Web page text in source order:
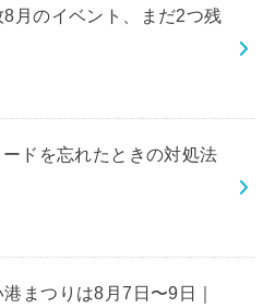
8月のイベント、まだ2つ残
ドを忘れたときの対処法
まつりは8月7日〜9日｜